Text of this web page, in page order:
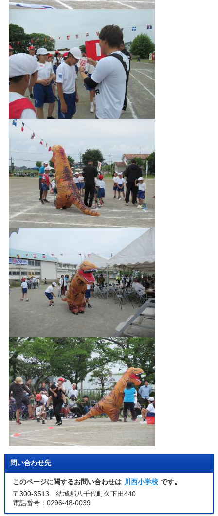
問い合わせ先
このページに関するお問い合わせは 川西小学校 です。
〒300-3513 結城郡八千代町久下田440
電話番号：0296-48-0039